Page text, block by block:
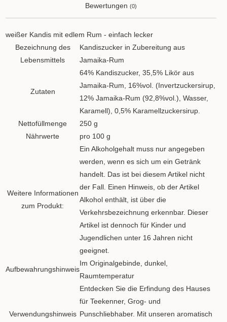
Bewertungen (0)
weißer Kandis mit edlem Rum - einfach lecker
Bezeichnung des
Lebensmittels
Kandiszucker in Zubereitung aus
Jamaika-Rum
Zutaten
64% Kandiszucker, 35,5% Likör aus
Jamaika-Rum, 16%vol. (Invertzuckersirup,
12% Jamaika-Rum (92,8%vol.), Wasser,
Karamell), 0,5% Karamellzuckersirup.
Nettofüllmenge
250 g
Nährwerte
pro 100 g
Weitere Informationen
zum Produkt:
Ein Alkoholgehalt muss nur angegeben
werden, wenn es sich um ein Getränk
handelt. Das ist bei diesem Artikel nicht
der Fall. Einen Hinweis, ob der Artikel
Alkohol enthält, ist über die
Verkehrsbezeichnung erkennbar. Dieser
Artikel ist dennoch für Kinder und
Jugendlichen unter 16 Jahren nicht
geeignet.
Aufbewahrungshinweis
Im Originalgebinde, dunkel,
Raumtemperatur
Verwendungshinweis
Entdecken Sie die Erfindung des Hauses
für Teekenner, Grog- und
Punschliebhaber. Mit unseren aromatisch